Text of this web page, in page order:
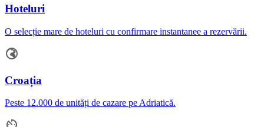
Hoteluri
O selecție mare de hoteluri cu confirmare instantanee a rezervării.
Croația
Peste 12.000 de unități de cazare pe Adriatică.